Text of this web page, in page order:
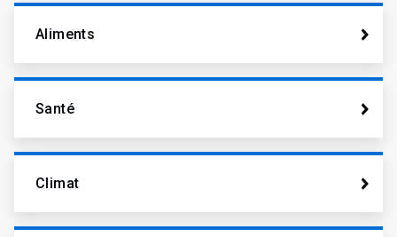
Aliments
Santé
Climat